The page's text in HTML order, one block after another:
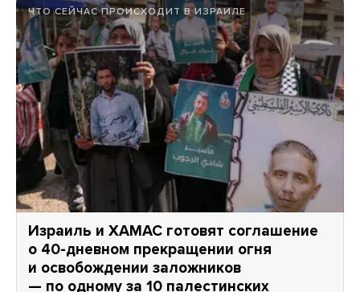
ЧТО СЕЙЧАС ПРОИСХОДИТ В ИЗРАИЛЕ
Израиль и ХАМАС готовят соглашение
о 40-дневном прекращении огня
и освобождении заложников
— по одному за 10 палестинских